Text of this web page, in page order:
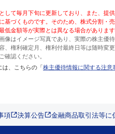
して毎月下旬に更新しており、また、提
基づくものです。そのため、株式分割・
低金額等が実際とは異なる場合があります
像はイメージ写真であり、実際の株主優待
、権利確定月、権利付最終日等は随時変
確認ください。
は、こちらの「 株主優待情報に関する注意
項 決算公告 金融商品取引法等に